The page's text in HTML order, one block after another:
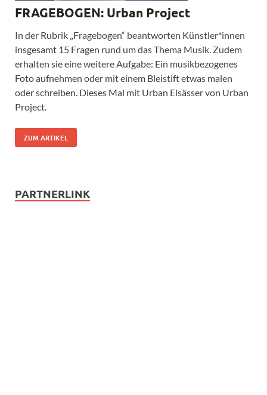
FRAGEBOGEN: Urban Project
In der Rubrik „Fragebogen“ beantworten Künstler*innen
insgesamt 15 Fragen rund um das Thema Musik. Zudem
erhalten sie eine weitere Aufgabe: Ein musikbezogenes
Foto aufnehmen oder mit einem Bleistift etwas malen
oder schreiben. Dieses Mal mit Urban Elsässer von Urban
Project.
ZUM ARTIKEL
PARTNERLINK